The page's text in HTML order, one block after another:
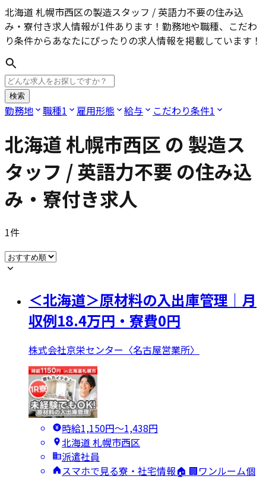
北海道 札幌市西区の製造スタッフ / 英語力不要の住み込
み・寮付き求人情報が1件あります！勤務地や職種、こだわ
り条件からあなたにぴったりの求人情報を掲載しています！
検索
勤務地 職種1 雇用形態 給与 こだわり条件1
北海道 札幌市西区 の 製造ス
タッフ / 英語力不要 の住み込
み・寮付き求人
1件
＜北海道＞原材料の入出庫管理｜月
収例18.4万円・寮費0円
株式会社京栄センター〈名古屋営業所〉
時給1,150円〜1,438円
北海道 札幌市西区
派遣社員
スマホで見る寮・社宅情報🏠 🏢ワンルーム個